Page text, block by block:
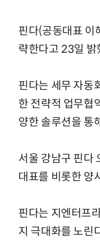
핀다(공동대표 이
략한다고 23일 밝
핀다는 세무 자동
한 전략적 업무협
양한 솔루션을 통
서울 강남구 핀다
대표를 비롯한 양
핀다는 지엔터프
지 극대화를 노린